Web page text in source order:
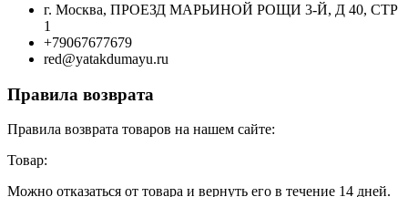
г. Москва, ПРОЕЗД МАРЬИНОЙ РОЩИ 3-Й, Д 40, СТР
1
+79067677679
red@yatakdumayu.ru
Правила возврата
Правила возврата товаров на нашем сайте:
Товар:
Можно отказаться от товара и вернуть его в течение 14 дней.